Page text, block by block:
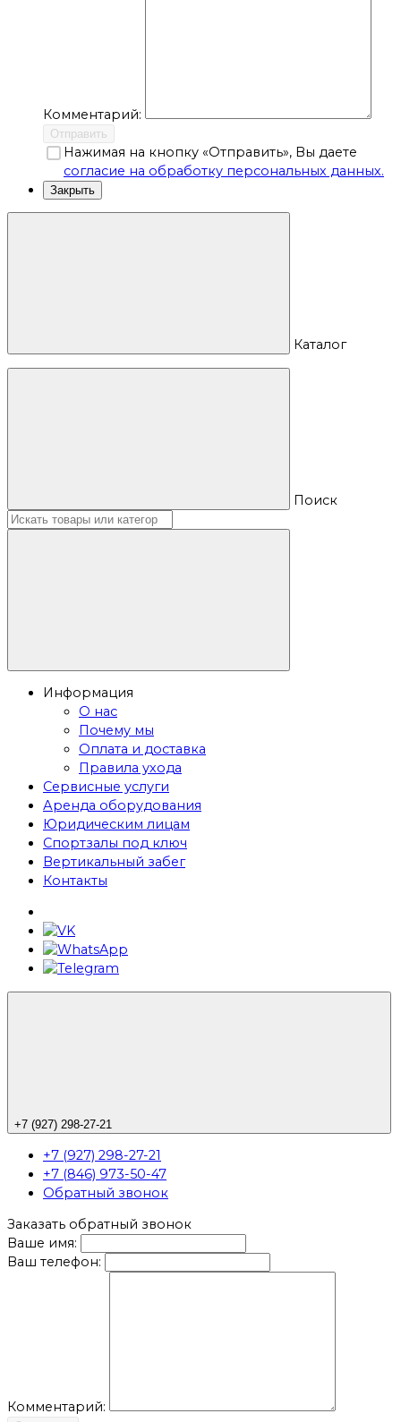
Комментарий:
Отправить
Нажимая на кнопку «Отправить», Вы даете
согласие на обработку персональных данных.
Закрыть
Каталог
Поиск
Информация
О нас
Почему мы
Оплата и доставка
Правила ухода
Сервисные услуги
Аренда оборудования
Юридическим лицам
Спортзалы под ключ
Вертикальный забег
Контакты
+7 (927) 298-27-21
+7 (927) 298-27-21
+7 (846) 973-50-47
Обратный звонок
Заказать обратный звонок
Ваше имя:
Ваш телефон:
Комментарий: